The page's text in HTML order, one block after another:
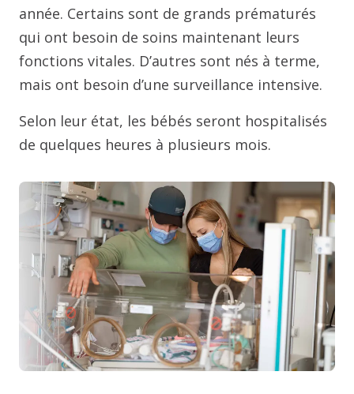
année. Certains sont de grands prématurés
qui ont besoin de soins maintenant leurs
fonctions vitales. D’autres sont nés à terme,
mais ont besoin d’une surveillance intensive.
Selon leur état, les bébés seront hospitalisés
de quelques heures à plusieurs mois.